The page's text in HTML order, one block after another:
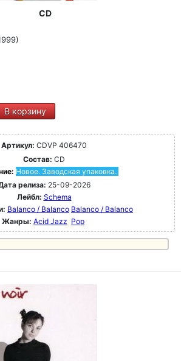
CD
В корзину
Артикул: CDVP 406470
Состав: CD
Новое. Заводская упаковка.
релиза: 25-09-2026
Лейбл: Schema
Balanco / Balanco Balanco / Balanco
Жанры: Acid Jazz Pop